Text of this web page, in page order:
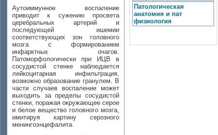
Аутоиммунное воспаление
приводит к сужению просвета
церебральных артерий и
последующей ишемии
соответствующих зон головного
мозга с формированием
инфарктных очагов.
Патоморфологически при ИЦВ в
сосудистой стенке наблюдается
лейкоцитарная инфильтрация,
возможно образование гранулем. В
части случаев воспаление может
выходить за пределы сосудистой
стенки, поражая окружающее серое
и белое вещество головного мозга,
имитируя картину серозного
менингоэнцефалита.
Патологическая
анатомия и пат
физиология